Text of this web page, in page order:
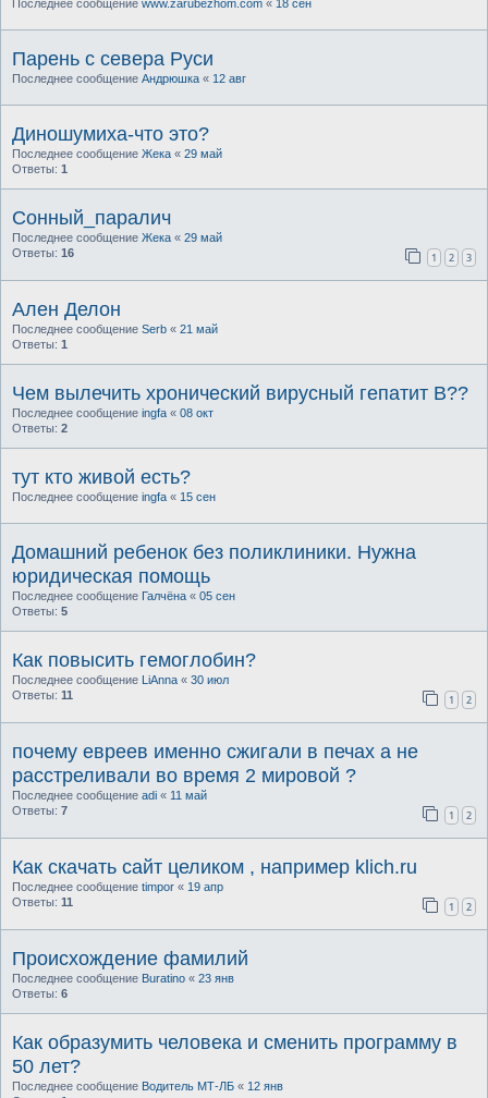
Последнее сообщение www.zarubezhom.com « 18 сен
Парень с севера Руси
Последнее сообщение Андрюшка « 12 авг
Диношумиха-что это?
Последнее сообщение Жека « 29 май
Ответы: 1
Сонный_паралич
Последнее сообщение Жека « 29 май
Ответы: 16 1 2 3
Ален Делон
Последнее сообщение Serb « 21 май
Ответы: 1
Чем вылечить хронический вирусный гепатит B??
Последнее сообщение ingfa « 08 окт
Ответы: 2
тут кто живой есть?
Последнее сообщение ingfa « 15 сен
Домашний ребенок без поликлиники. Нужна
юридическая помощь
Последнее сообщение Галчёна « 05 сен
Ответы: 5
Как повысить гемоглобин?
Последнее сообщение LiAnna « 30 июл
Ответы: 11 1 2
почему евреев именно сжигали в печах а не
расстреливали во время 2 мировой ?
Последнее сообщение adi « 11 май
Ответы: 7 1 2
Как скачать сайт целиком , например klich.ru
Последнее сообщение timpor « 19 апр
Ответы: 11 1 2
Происхождение фамилий
Последнее сообщение Buratino « 23 янв
Ответы: 6
Как образумить человека и сменить программу в
50 лет?
Последнее сообщение Водитель МТ-ЛБ « 12 янв